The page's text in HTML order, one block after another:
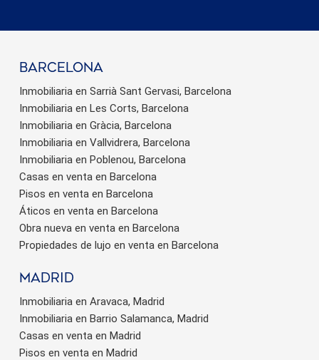
barcelona
Inmobiliaria en Sarrià Sant Gervasi, Barcelona
Inmobiliaria en Les Corts, Barcelona
Inmobiliaria en Gràcia, Barcelona
Inmobiliaria en Vallvidrera, Barcelona
Inmobiliaria en Poblenou, Barcelona
Casas en venta en Barcelona
Pisos en venta en Barcelona
Áticos en venta en Barcelona
Obra nueva en venta en Barcelona
Propiedades de lujo en venta en Barcelona
Madrid
Inmobiliaria en Aravaca, Madrid
Inmobiliaria en Barrio Salamanca, Madrid
Casas en venta en Madrid
Pisos en venta en Madrid